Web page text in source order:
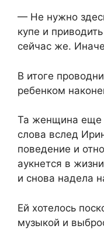
— Не нужно
купе и
сейчас же.
В итоге
ребенком
Та женщина еще
слова вслед
поведение и
аукнется в
и снова надела
Ей хотелось
музыкой и